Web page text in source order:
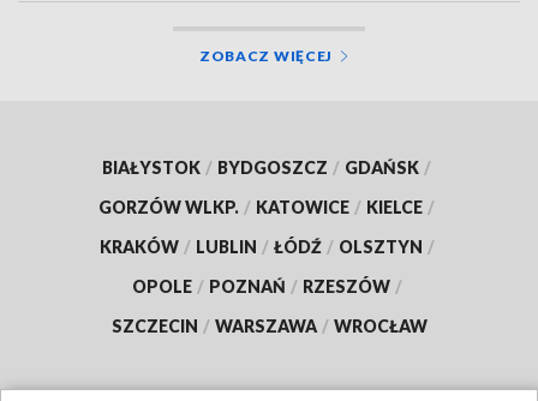
ZOBACZ WIĘCEJ
BIAŁYSTOK / BYDGOSZCZ / GDAŃSK /
GORZÓW WLKP. / KATOWICE / KIELCE /
KRAKÓW / LUBLIN / ŁÓDŹ / OLSZTYN /
OPOLE / POZNAŃ / RZESZÓW /
SZCZECIN / WARSZAWA / WROCŁAW